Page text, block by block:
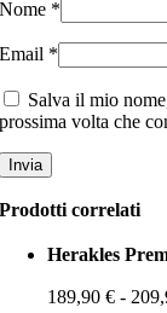
Nome *
Email *
Salva il mio
prossima volta che
Prodotti correlati
Herakles
189,90€ -